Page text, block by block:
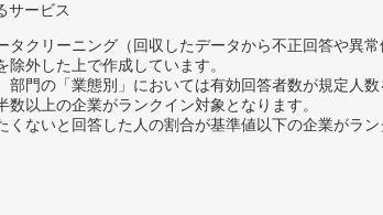
サービス
クリーニング（回収したデータから不正回答や異常
外した上で作成しています。
門の「業態別」においては有効回答者数が規定人
以上の企業がランクイン対象となります。
ないと回答した人の割合が基準値以下の企業がラン